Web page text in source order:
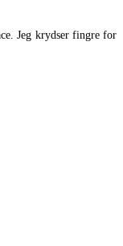
Jeg krydser fingre for